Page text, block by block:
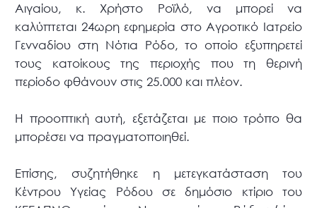
Αιγαίου, κ. Χρήστο Ροϊλό, να μπορεί να
καλύπτεται 24ωρη εφημερία στο Αγροτικό Ιατρείο
Γενναδίου στη Νότια Ρόδο, το οποίο εξυπηρετεί
τους κατοίκους της περιοχής που τη θερινή
περίοδο φθάνουν στις 25.000 και πλέον.
Η προοπτική αυτή, εξετάζεται με ποιο τρόπο θα
μπορέσει να πραγματοποιηθεί.
Επίσης, συζητήθηκε η μετεγκατάσταση του
Κέντρου Υγείας Ρόδου σε δημόσιο κτίριο του